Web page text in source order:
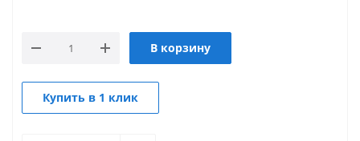
В корзину
Купить в 1 клик